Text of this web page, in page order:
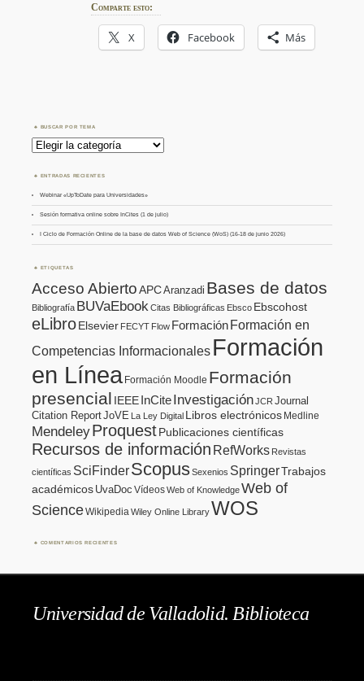
Comparte esto:
X Facebook Más
BUSCAR POR TEMA
Buscar
por
Tema
ENTRADAS RECIENTES
Webinar «UpToDate para Universidades»
Sesión formativa online sobre InCites (1 de julio)
I Ciclo de Formación Online de la base de datos Web of Science (WoS) (16-18 de junio 2026)
ETIQUETAS
Acceso AbiertoAPCAranzadi Bases de datos
Bibliografía BUVaEbook Citas Bibliográficas Ebsco Ebscohost
eLibroElsevier FECYT Flow FormaciónFormación en
Competencias Informacionales Formación
en Línea Formación Moodle Formación
presencial IEEE InCiteInvestigaciónJCR Journal
Citation ReportJoVE La Ley Digital Libros electrónicos Medline
MendeleyProquestPublicaciones científicas
Recursos de información RefWorks Revistas
científicas SciFinderScopusSexenios SpringerTrabajos
académicos UvaDoc VídeosWeb of KnowledgeWeb of
ScienceWikipedia Wiley Online LibraryWOS
COMENTARIOS RECIENTES
Universidad de Valladolid. Biblioteca